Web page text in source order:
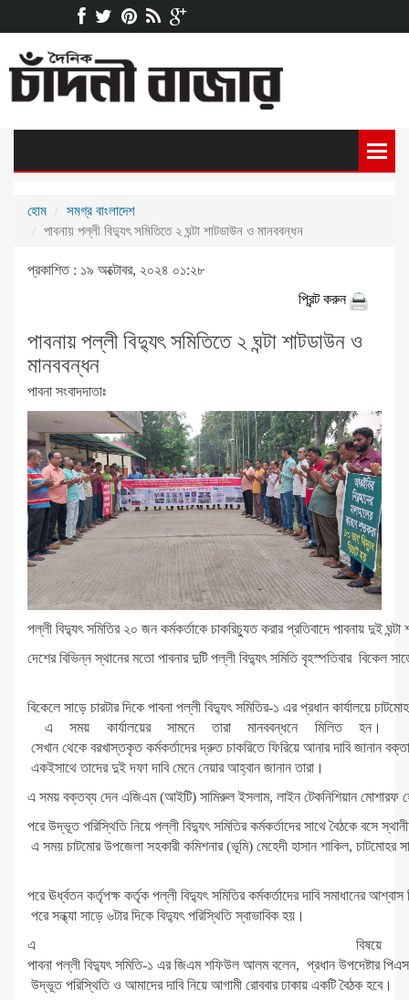
হোম
সমগ্র বাংলাদেশ
পাবনায় পল্লী বিদ্যুৎ সমিতিতে ২ ঘন্টা শাটডাউন ও মানববন্ধন
প্রকাশিত : ১৯ অক্টোবর, ২০২৪ ০১:২৮
প্রিন্ট করুন
পাবনায় পল্লী বিদ্যুৎ সমিতিতে ২ ঘন্টা শাটডাউন ও
মানববন্ধন
পাবনা সংবাদদাতাঃ
পল্লী বিদ্যুৎ সমিতির ২০ জন কর্মকর্তাকে চাকরিচ্যুত করার প্রতিবাদে পাবনায় দুই
দেশের বিভিন্ন স্থানের মতো পাবনার দুটি পল্লী বিদ্যুৎ সমিতি বৃহস্পতিবার বিকেল
বিকেলে সাড়ে চারটার দিকে পাবনা পল্লী বিদ্যুৎ সমিতির-১ এর প্রধান কার্যালয়ে
এ সময় কার্যালয়ের সামনে তারা মানববন্ধনে মিলিত হন।
সেখান থেকে বরখাস্তকৃত কর্মকর্তাদের দ্রুত চাকরিতে ফিরিয়ে আনার দাবি জানান
একইসাথে তাদের দুই দফা দাবি মেনে নেয়ার আহ্বান জানান তারা।
এ সময় বক্তব্য দেন এজিএম (আইটি) সামিরুল ইসলাম, লাইন টেকনিশিয়ান
পরে উদ্ভূত পরিস্থিতি নিয়ে পল্লী বিদ্যুৎ সমিতির কর্মকর্তাদের সাথে বৈঠকে বসে
এ সময় চাটমোর উপজেলা সহকারী কমিশনার (ভূমি) মেহেদী হাসান শাকিল,
পরে ঊর্ধ্বতন কর্তৃপক্ষ কর্তৃক পল্লী বিদ্যুৎ সমিতির কর্মকর্তাদের দাবি সমাধানের
পরে সন্ধ্যা সাড়ে ৬টার দিকে বিদ্যুৎ পরিস্থিতি স্বাভাবিক হয়।
এ বিষয়ে
পাবনা পল্লী বিদ্যুৎ সমিতি-১ এর জিএম শফিউল আলম বলেন, প্রধান উপদেষ্টার
উদ্ভূত পরিস্থিতি ও আমাদের দাবি নিয়ে আগামী রোববার ঢাকায় একটি বৈঠক হবে।